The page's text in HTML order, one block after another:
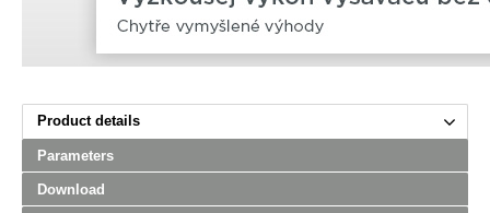
Product details
Parameters
Download